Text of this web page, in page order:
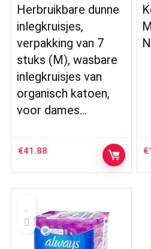
Herbruikbare dunne
inlegkruisjes,
verpakking van 7
stuks (M), wasbare
inlegkruisjes van
organisch katoen,
voor dames…
€41.88 €